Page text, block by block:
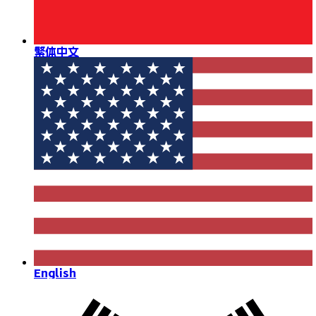
繁体中文
English